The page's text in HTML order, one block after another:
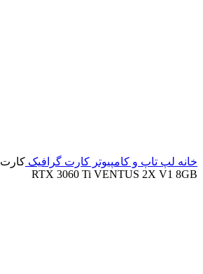
خانه لپ تاپ و کامپیوتر کارت گرافیک
RTX 3060 Ti VENTUS 2X V1 8GB